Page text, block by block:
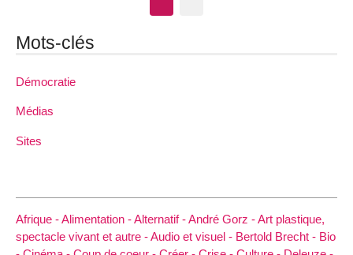
Mots-clés
Démocratie
Médias
Sites
Afrique -Alimentation -Alternatif -André Gorz -Art plastique,
spectacle vivant et autre -Audio et visuel - Bertold Brecht - Bio